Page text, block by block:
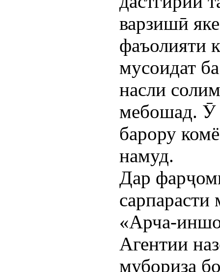
варзишӣ
фаъолияти
мусоидат
насли
мебошад. Ӯ
барору
намуд.
Дар
«Арча-
Агентии
мубориза